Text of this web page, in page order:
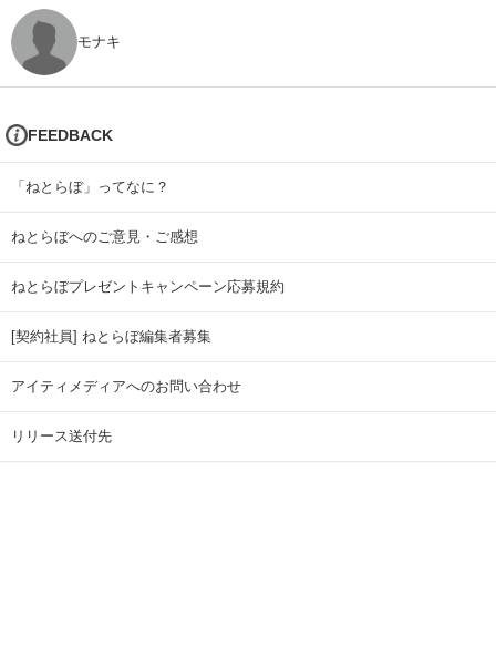
モナキ
FEEDBACK
「ねとらぼ」ってなに？
ねとらぼへのご意見・ご感想
ねとらぼプレゼントキャンペーン応募規約
[契約社員] ねとらぼ編集者募集
アイティメディアへのお問い合わせ
リリース送付先